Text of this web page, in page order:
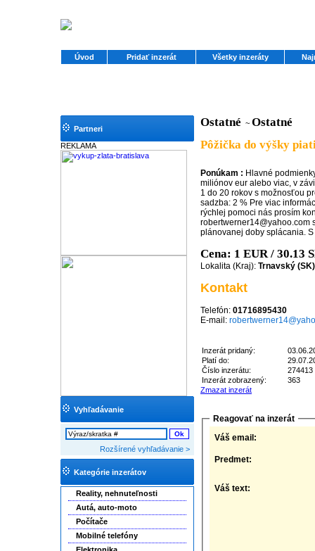
Úvod Pridať inzerát Všetky inzeráty
Partneri
REKLAMA
Vyhľadávanie
Rozšírené vyhľadávanie >
Kategórie inzerátov
Reality, nehnuteľnosti
Autá, auto-moto
Počítače
Mobilné telefóny
Ostatné ~ Ostatné
Pôžička do výšky
Ponúkam : Hlavné
miliónov eur alebo viac, v
1 do 20 rokov s možnosťou
sadzba: 2 % Pre viac
rýchlej pomoci nás prosím
robertwerner14@yahoo.com
plánovanej doby splácania.
Cena: 1 EUR / 30.13
Lokalita (Kraj): Trnavský (SK)
Kontakt
Telefón: 01716895430
E-mail:
Inzerát pridaný:
Platí do:
Číslo inzerátu:
274413
Inzerát zobrazený:
363
Zmazat inzerát
Reagovať na inzerát
Váš email:
Predmet:
Váš text: